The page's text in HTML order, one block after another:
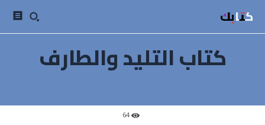
كتابك
كتاب التليد والطارف
64